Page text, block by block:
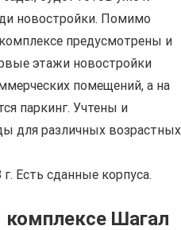
новостройки. Помимо
предусмотрены и
этажи новостройки
помещений, а на
паркинг. Учтены и
для различных возрастных
Есть сданные корпуса.
Шагал